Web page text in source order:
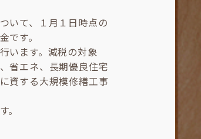
いて、１月１日時点の
です。
います。減税の対象
省エネ、長期優良住宅
する大規模修繕工事